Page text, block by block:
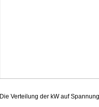
Die Verteilung der kW auf